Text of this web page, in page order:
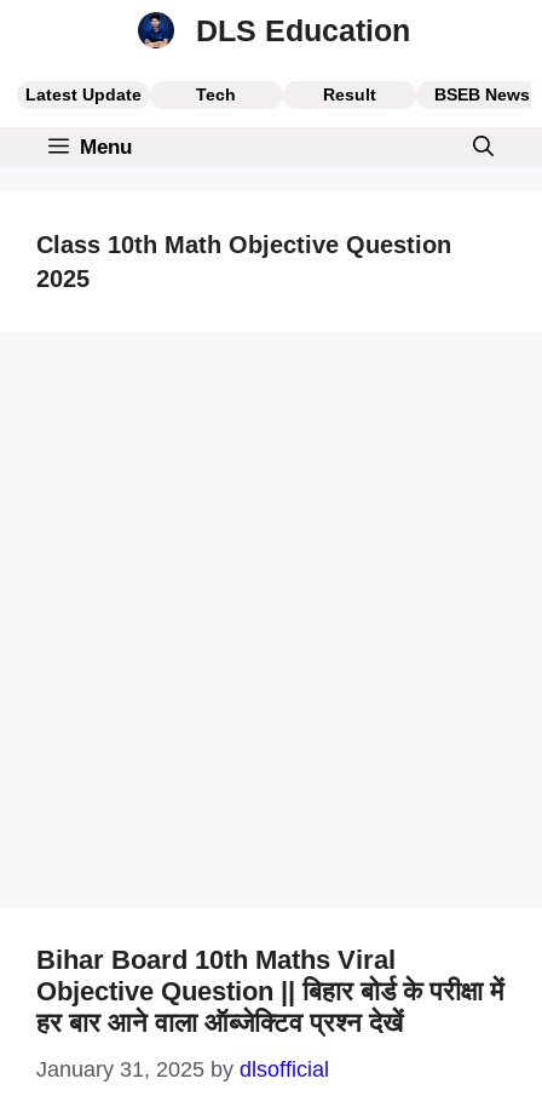
DLS Education
Latest Update Tech Result BSEB News
Menu
Class 10th Math Objective Question
2025
Bihar Board 10th Maths Viral
Objective Question || बिहार बोर्ड के परीक्षा में
हर बार आने वाला ऑब्जेक्टिव प्रश्न देखें
January 31, 2025 by dlsofficial